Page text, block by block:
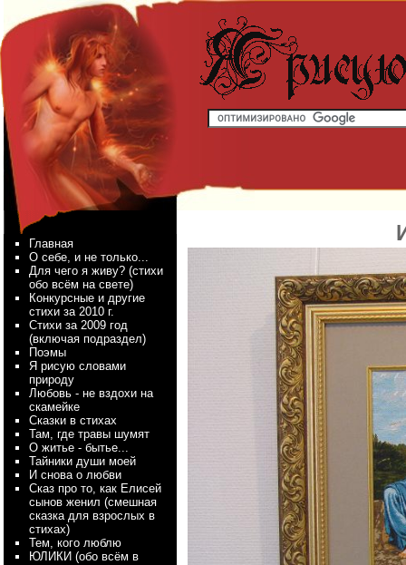
Главная
О себе, и не только...
Для чего я живу? (стихи
обо всём на свете)
Конкурсные и другие
стихи за 2010 г.
Стихи за 2009 год
(включая подраздел)
Поэмы
Я рисую словами
природу
Любовь - не вздохи на
скамейке
Сказки в стихах
Там, где травы шумят
О житье - бытье...
Тайники души моей
И снова о любви
Сказ про то, как Елисей
сынов женил (смешная
сказка для взрослых в
стихах)
Тем, кого люблю
ЮЛИКИ (обо всём в